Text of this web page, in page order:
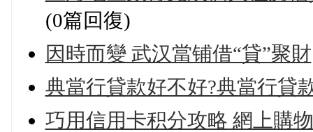
(0篇回復)
因時而變 武汉當铺借“貸”聚財
典當行貸款好不好?典當行貸
巧用信用卡积分攻略 網上購